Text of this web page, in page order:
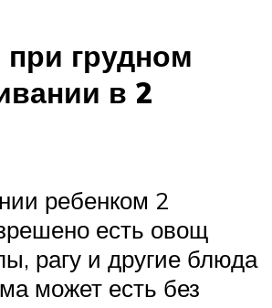
грудном
в 2
ребенком 2
есть овощ
рагу и другие блюда
может есть без